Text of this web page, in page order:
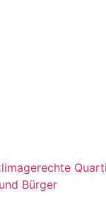
Bürger